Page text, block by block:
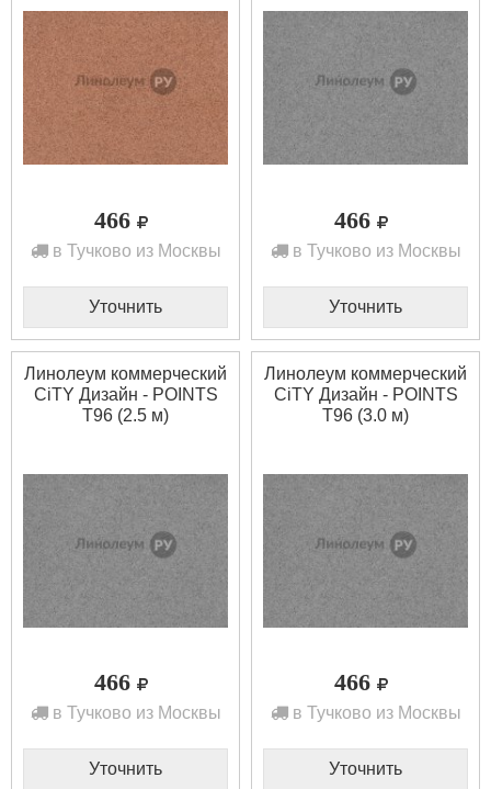
466
в Тучково из Москвы
Уточнить
466
в Тучково из Москвы
Уточнить
Линолеум коммерческий
CiTY Дизайн - POINTS
T96 (2.5 м)
466
в Тучково из Москвы
Уточнить
Линолеум коммерческий
CiTY Дизайн - POINTS
T96 (3.0 м)
466
в Тучково из Москвы
Уточнить